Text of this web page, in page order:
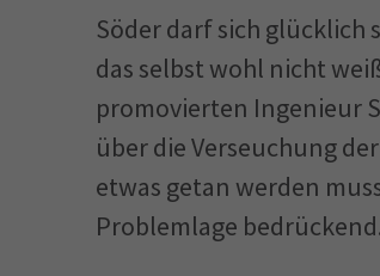
Söder darf sich glücklich
das selbst wohl nicht
promovierten Ingenieur
über die Verseuchung
etwas getan werden
Problemlage